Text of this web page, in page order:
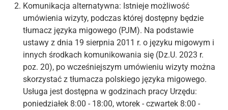
Komunikacja alternatywna: Istnieje możliwość
umówienia wizyty, podczas której dostępny będzie
tłumacz języka migowego (PJM). Na podstawie
ustawy z dnia 19 sierpnia 2011 r. o języku migowym i
innych środkach komunikowania się (Dz.U. 2023 r.
poz. 20), po wcześniejszym umówieniu wizyty można
skorzystać z tłumacza polskiego języka migowego.
Usługa jest dostępna w godzinach pracy Urzędu:
poniedziałek 8:00 - 18:00, wtorek - czwartek 8:00 -